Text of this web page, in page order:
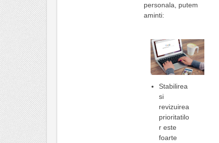
personala, putem
aminti:
Stabilirea
si
revizuirea
prioritatilo
r este
foarte